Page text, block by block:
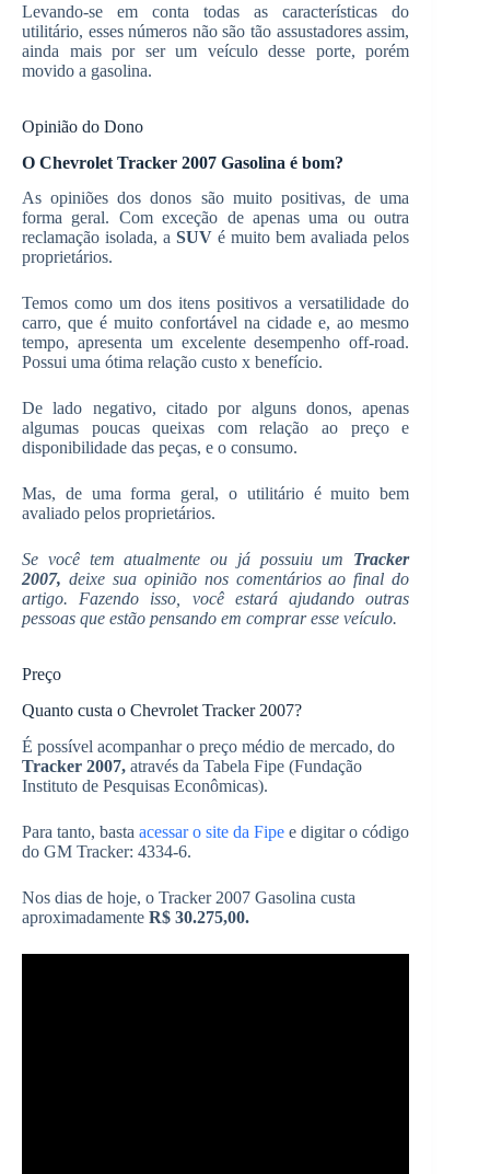
Levando-se em conta todas as características do
utilitário, esses números não são tão assustadores assim,
ainda mais por ser um veículo desse porte, porém
movido a gasolina.
Opinião do Dono
O Chevrolet Tracker 2007 Gasolina é bom?
As opiniões dos donos são muito positivas, de uma
forma geral. Com exceção de apenas uma ou outra
reclamação isolada, aSUV é muito bem avaliada pelos
proprietários.
Temos como um dos itens positivos a versatilidade do
carro, que é muito confortável na cidade e, ao mesmo
tempo, apresenta um excelente desempenho off-road.
Possui uma ótima relação custo x benefício.
De lado negativo, citado por alguns donos, apenas
algumas poucas queixas com relação ao preço e
disponibilidade das peças, e o consumo.
Mas, de uma forma geral, o utilitário é muito bem
avaliado pelos proprietários.
Se você tem atualmente ou já possuiu um Tracker
2007, deixe sua opinião nos comentários ao final do
artigo. Fazendo isso, você estará ajudando outras
pessoas que estão pensando em comprar esse veículo.
Preço
Quanto custa o Chevrolet Tracker 2007?
É possível acompanhar o preço médio de mercado, do
Tracker 2007, através da Tabela Fipe (Fundação
Instituto de Pesquisas Econômicas).
Para tanto, basta acessar o site da Fipe e digitar o código
do GM Tracker: 4334-6.
Nos dias de hoje, o Tracker 2007 Gasolina custa
aproximadamente R$ 30.275,00.